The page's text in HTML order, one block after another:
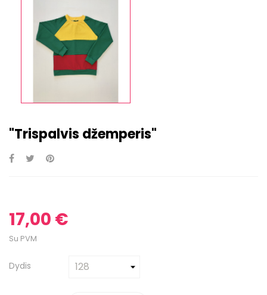
"Trispalvis džemperis"
17,00 €
Su PVM
Dydis